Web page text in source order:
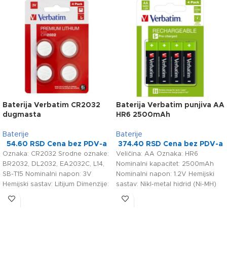
Baterija Verbatim CR2032
dugmasta
Baterije
54.60 RSD Cena bez PDV-a
Oznaka: CR2032 Srodne oznake:
BR2032, DL2032, EA2032C, L14,
SB-T15 Nominalni napon: 3V
Hemijski sastav: Litijum Dimenzije:
20mm (prečnik) x 3.2mm
Baterija Verbatim punjiva AA
HR6 2500mAh
Baterije
374.40 RSD Cena bez PDV-a
Veličina: AA Oznaka: HR6
Nominalni kapacitet: 2500mAh
Nominalni napon: 1.2V Hemijski
sastav: Nikl-metal hidrid (Ni-MH)
Dimenzije: 50mm (dužina) x 14mm